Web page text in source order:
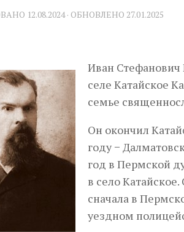
12.08.2024· ОБНОВЛЕНО 27.01.2025
Иван Стефанович
селе Катайское
семье
Он окончил
году −
год в Пермской
в село
сначала в
уездном